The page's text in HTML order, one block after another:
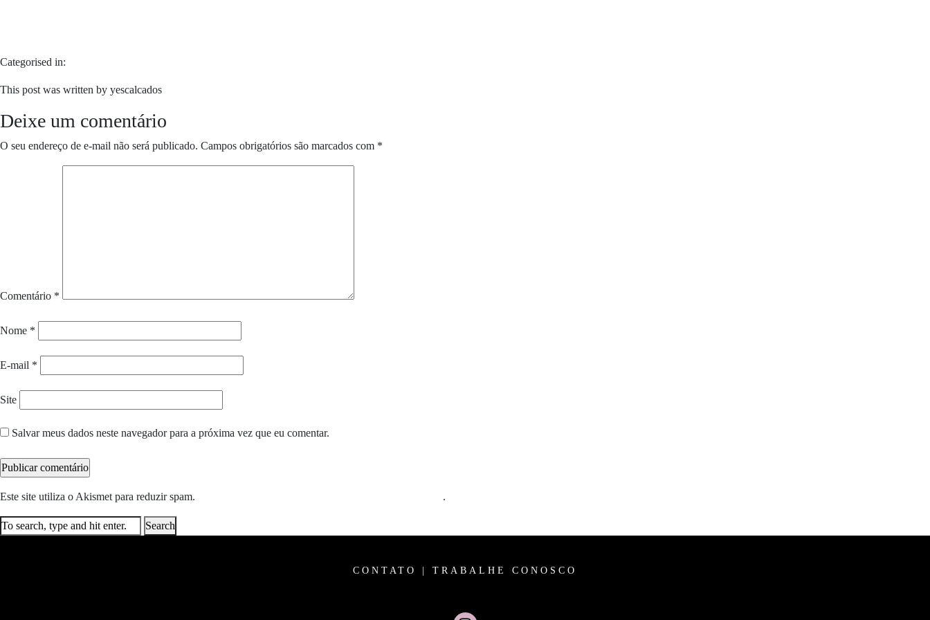
Categorised in:
This post was written by yescalcados
Deixe um comentário
O seu endereço de e-mail não será publicado. Campos obrigatórios são marcados com *
Comentário *
Nome *
E-mail *
Site
Salvar meus dados neste navegador para a próxima vez que eu comentar.
Este site utiliza o Akismet para reduzir spam. .
Search
CONTATO TRABALHE CONOSCO